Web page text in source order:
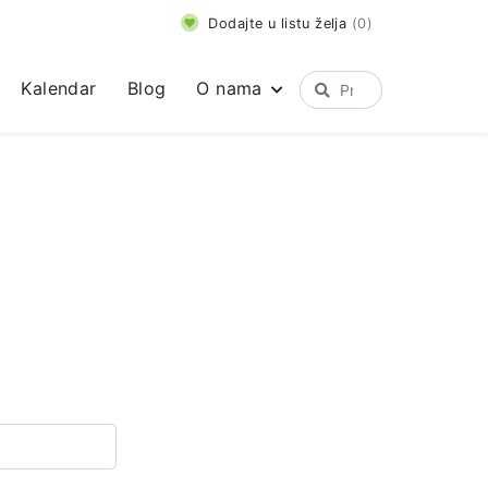
Dodajte u listu želja (0)
Kalendar Blog O nama